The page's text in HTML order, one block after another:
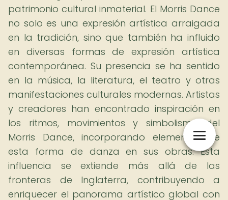
patrimonio cultural inmaterial. El Morris Dance
no solo es una expresión artística arraigada
en la tradición, sino que también ha influido
en diversas formas de expresión artística
contemporánea. Su presencia se ha sentido
en la música, la literatura, el teatro y otras
manifestaciones culturales modernas. Artistas
y creadores han encontrado inspiración en
los ritmos, movimientos y simbolismo del
Morris Dance, incorporando elementos de
esta forma de danza en sus obras. Esta
influencia se extiende más allá de las
fronteras de Inglaterra, contribuyendo a
enriquecer el panorama artístico global con